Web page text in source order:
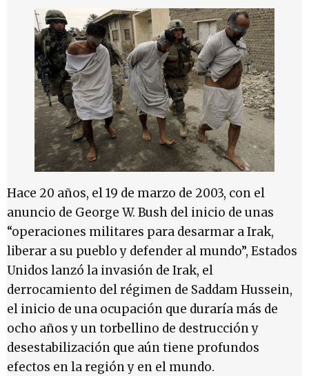
Hace 20 años, el 19 de marzo de 2003, con el
anuncio de George W. Bush del inicio de unas
“operaciones militares para desarmar a Irak,
liberar a su pueblo y defender al mundo”, Estados
Unidos lanzó la invasión de Irak, el
derrocamiento del régimen de Saddam Hussein,
el inicio de una ocupación que duraría más de
ocho años y un torbellino de destrucción y
desestabilización que aún tiene profundos
efectos en la región y en el mundo.